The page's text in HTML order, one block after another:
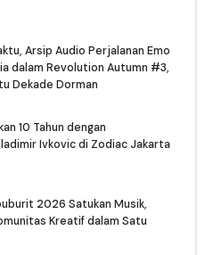
Arsip Audio Perjalanan Emo
dalam Revolution Autumn #3,
Dekade Dorman
10 Tahun dengan
Ivkovic di Zodiac Jakarta
2026 Satukan Musik,
Kreatif dalam Satu